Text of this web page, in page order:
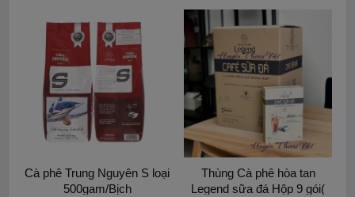
Cà phê Trung Nguyên S loại
500gam/Bịch
Thùng Cà phê hòa tan
Legend sữa đá Hộp 9 gói(